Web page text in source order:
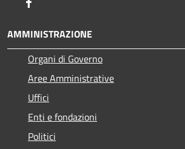
AMMINISTRAZIONE
Organi di Governo
Aree Amministrative
Uffici
Enti e fondazioni
Politici